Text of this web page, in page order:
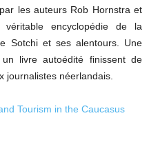
les auteurs Rob Hornstra et
véritable encyclopédie de la
Sotchi et ses alentours. Une
livre autoédité finissent de
journalistes néerlandais.
Tourism in the Caucasus